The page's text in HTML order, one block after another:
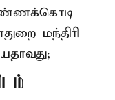
வண்ணக்கொடி
மந்திரி